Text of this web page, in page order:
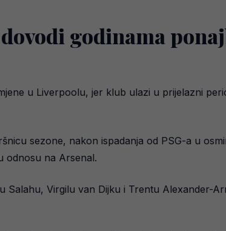
godinama
u Liverpoolu, jer klub ulazi u prijelazni
sezone, nakon ispadanja od PSG-a u
odnosu na Arsenal.
Salahu, Virgilu van Dijku i Trentu Alexander-